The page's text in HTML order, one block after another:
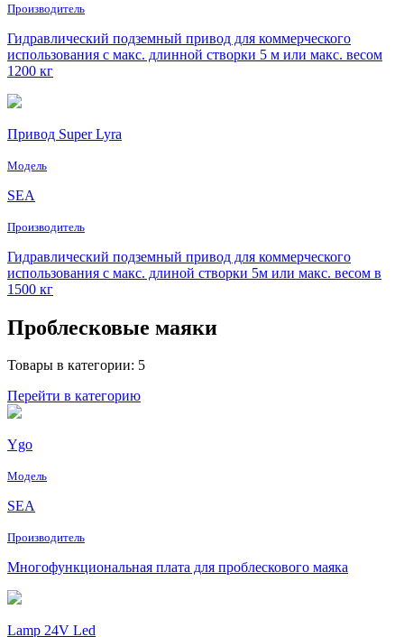
Производитель
Гидравлический подземный привод для коммерческого
использования с макс. длинной створки 5 м или макс. весом
1200 кг
Привод Super Lyra
Модель
SEA
Производитель
Гидравлический подземный привод для коммерческого
использования с макс. длиной створки 5м или макс. весом в
1500 кг
Проблесковые маяки
Товары в категории: 5
Перейти в категорию
Ygo
Модель
SEA
Производитель
Многофункциональная плата для проблескового маяка
Lamp 24V Led